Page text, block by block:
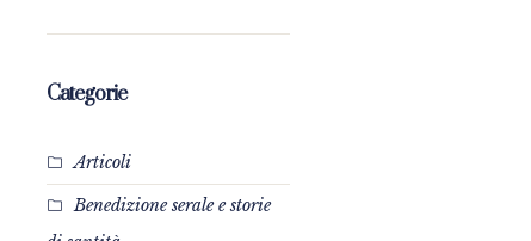
Categorie
Articoli
Benedizione serale e storie